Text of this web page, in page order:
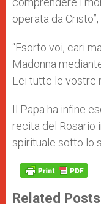
operata da Cristo”,
“Esorto voi, cari
Madonna
Lei tutte le vostre
Il Papa ha infine
recita del Rosario
spirituale sotto lo
Related